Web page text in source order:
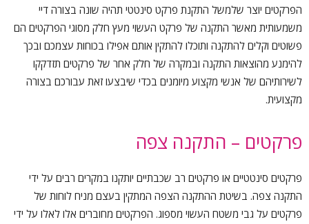
הפרקטים יוצר שלמשל התקנת פרקט סינטטי תהיה שונה בצורה דיי
משמעותית מאשר התקנה של פרקט העשוי מעץ חלק מסוגי הפרקטים הם
פשוטים וקלים להתקנה ותוכלו להתקין אותם אפילו בכוחות עצמכם ובכך
להימנע מהוצאות התקנה ובמקרה של חלק אחר של פרקטים תזדקקו
לשירותיהם של אנשי מקצוע מיומנים בכדי שיבצעו זאת עבורכם בצורה
מקצועית.
פרקטים – התקנה צפה
פרקטים סינטטיים או פרקטים רב שכבתיים יותקנו במקרים רבים על ידי
התקנה צפה. בשיטת ההתקנה הצפה המתקין בעצם מניח לוחות של
פרקטים על גבי משטח העשוי מספוג. הפרקטים מחוברים אלו לאלו על ידי